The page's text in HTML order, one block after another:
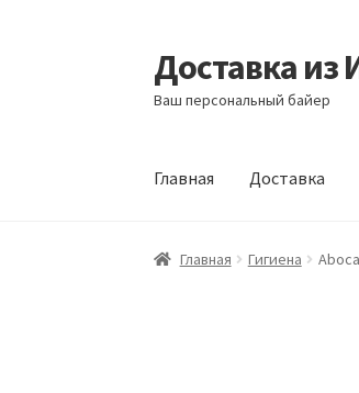
Перейти
к
навигации
Перейти
к
содержимому
Доставка из
Ваш персональный байер
Главная Доставка
Главная Доставка
Главная Гигиена